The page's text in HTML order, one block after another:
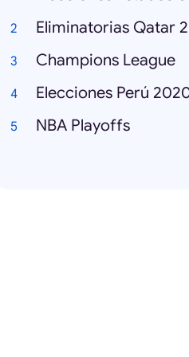
Eliminatorias Qatar
Champions League
Elecciones Perú
NBA Playoffs